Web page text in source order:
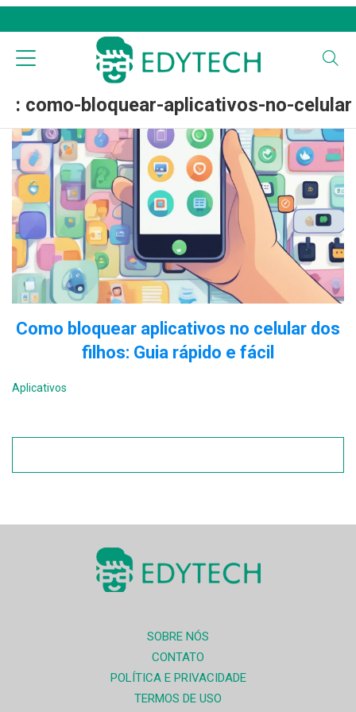
: como-bloquear-aplicativos-no-celular
Como bloquear aplicativos no celular dos
filhos: Guia rápido e fácil
Aplicativos
SOBRE NÓS
CONTATO
POLÍTICA E PRIVACIDADE
TERMOS DE USO